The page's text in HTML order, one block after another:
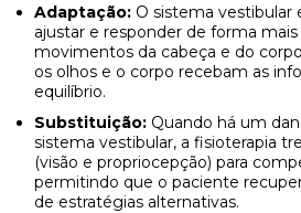
Adaptação: O sistema vestibular
ajustar e responder de forma mais
movimentos da cabeça e do
os olhos e o corpo recebam as
equilíbrio.
Substituição: Quando há um
sistema vestibular, a fisioterapia
(visão e propriocepção) para
permitindo que o paciente
de estratégias alternativas.